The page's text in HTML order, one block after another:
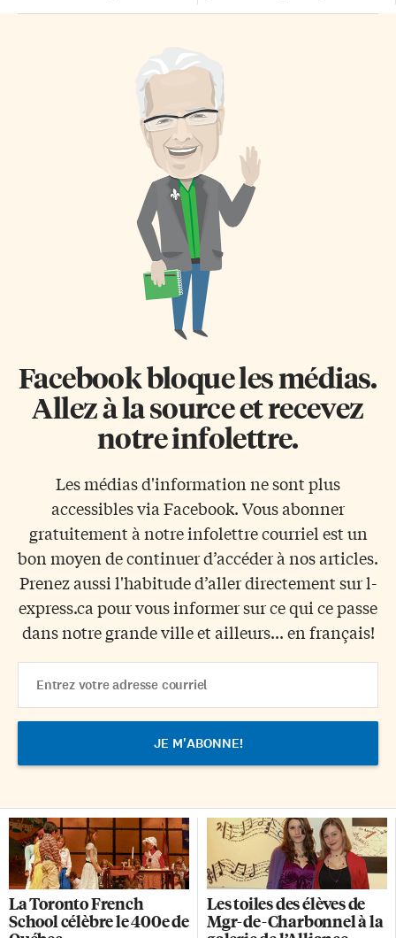
d’Ottawa sur la francophonie et
(CRFPP) se tient dans le cadre
d’une étude menée sur l’offre et
la demande de services en
français dans le domaine de la
renseignements recueillis
comprendre ce qui encourage
programme Alphabétisation
formation de base (AFB) de
cinq niveaux à des adultes
francophones qui ne sont pas
titulaires de diplômes
secondaires. Certains
apprenants ayant complété
cette formation en
alphabétisation, calcul et
informatique s’orientent vers la
vie professionnelle à son issue
mais la majorité poursuit des
cours préparatoires aux études
Facebook bloque les médias.
Allez à la source et recevez
notre infolettre.
Les médias d'information ne sont plus
accessibles via Facebook. Vous abonner
gratuitement à notre infolettre courriel est un
bon moyen de continuer d’accéder à nos articles.
Prenez aussi l'habitude d’aller directement sur l-
express.ca pour vous informer sur ce qui ce passe
dans notre grande ville et ailleurs... en français!
Address
La Toronto French
School célèbre le 400e de
Les toiles des élèves de
Mgr-de-Charbonnel à la